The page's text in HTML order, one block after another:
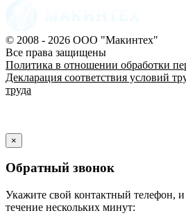
© 2008 - 2026 ООО "Макинтех"
Все права защищены
Политика в отношении обработки
Декларация соответствия условий
труда
×
Обратный звонок
Укажите свой контактный телефон,
течение нескольких минут: